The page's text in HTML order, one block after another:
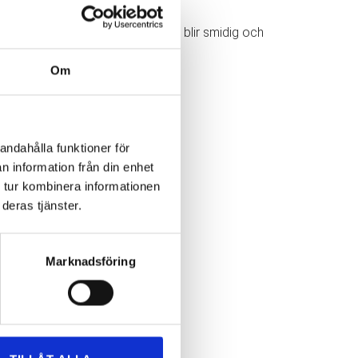
Om
funktioner för
information från din enhet
kombinera informationen
tjänster.
Marknadsföring
företag, ser vi till att din flytt blir smidig och